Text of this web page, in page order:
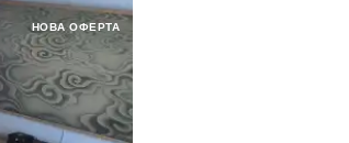
НОВА ОФЕРТА